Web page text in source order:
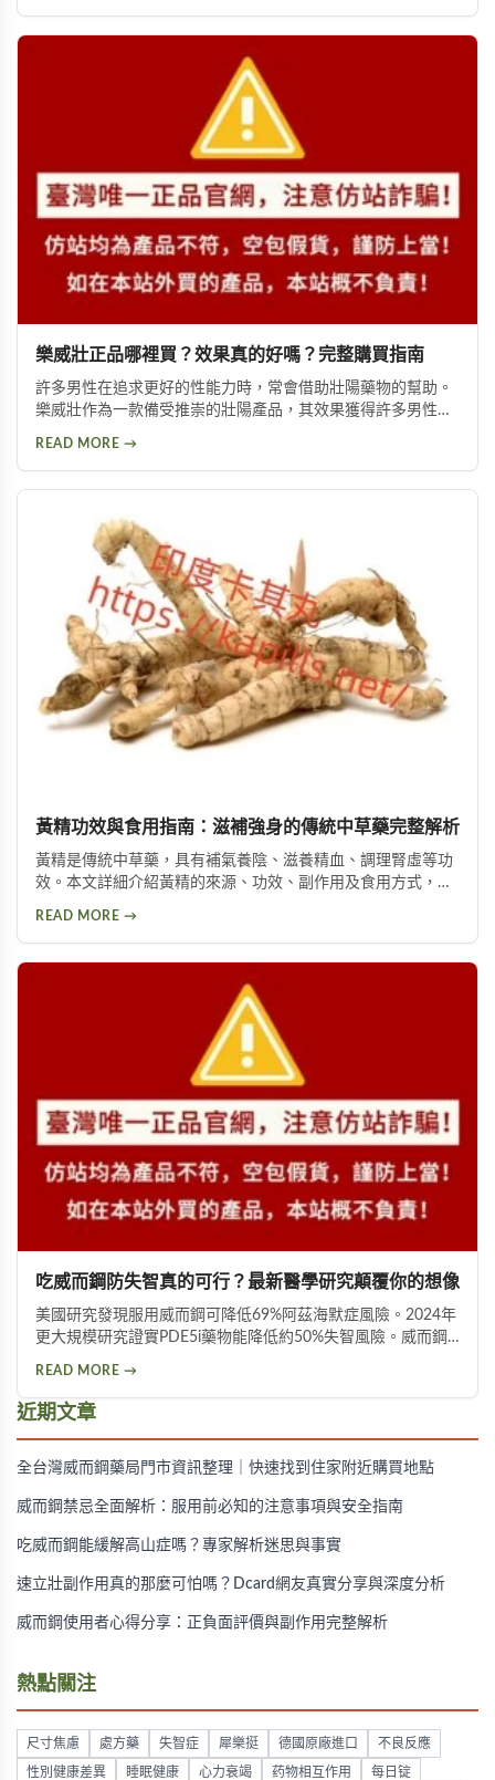
樂威壯正品哪裡買？效果真的好嗎？完整購買指南
許多男性在追求更好的性能力時，常會借助壯陽藥物的幫助。
樂威壯作為一款備受推崇的壯陽產品，其效果獲得許多男性朋
READ MORE →
黃精功效與食用指南：滋補強身的傳統中草藥完整解析
黃精是傳統中草藥，具有補氣養陰、滋養精血、調理腎虛等功
效。本文詳細介紹黃精的來源、功效、副作用及食用方式，包
READ MORE →
吃威而鋼防失智真的可行？最新醫學研究顛覆你的想像
美國研究發現服用威而鋼可降低69%阿茲海默症風險。2024年
更大規模研究證實PDE5i藥物能降低約50%失智風險。威而鋼
且有心血管疾病者不宜使用。
READ MORE →
近期文章
全台灣威而鋼藥局門市資訊整理｜快速找到住家附近購買地點
威而鋼禁忌全面解析：服用前必知的注意事項與安全指南
吃威而鋼能緩解高山症嗎？專家解析迷思與事實
速立壯副作用真的那麼可怕嗎？Dcard網友真實分享與深度分析
威而鋼使用者心得分享：正負面評價與副作用完整解析
熱點關注
尺寸焦慮 處方藥 失智症 犀樂挺 德國原廠進口 不良反應
性別健康差異 睡眠健康 心力衰竭 药物相互作用 每日锭